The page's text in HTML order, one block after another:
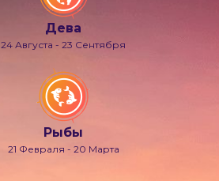
Дева
24 Августа - 23 Сентября
Рыбы
21 Февраля - 20 Марта